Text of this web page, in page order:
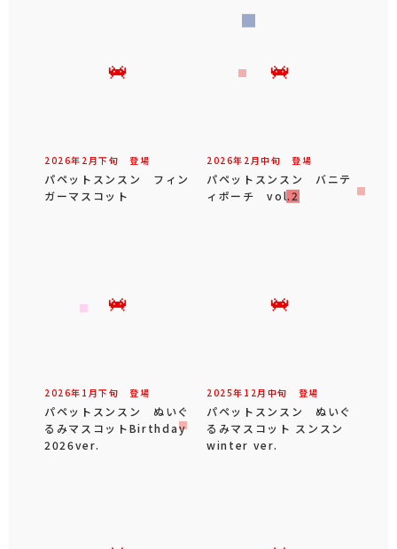
2026年 2 月下旬 登場
パペットスンスン フィン
ガーマスコット
2026年 2 月中旬 登場
パペットスンスン バニテ
ィポーチ vol.2
2026年 1 月下旬 登場
パペットスンスン ぬいぐ
るみマスコットBirthday
2026ver.
2025年 12 月 中旬 登場
パペットスンスン ぬいぐ
るみマスコット スンスン
winter ver.